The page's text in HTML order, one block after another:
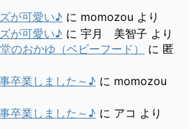
が可愛い♪ に momozou より
が可愛い♪ に 宇月 美智子 より
のおかゆ（ベビーフード）
に 匿
卒業しました～♪ に momozou
卒業しました～♪ に アコ より